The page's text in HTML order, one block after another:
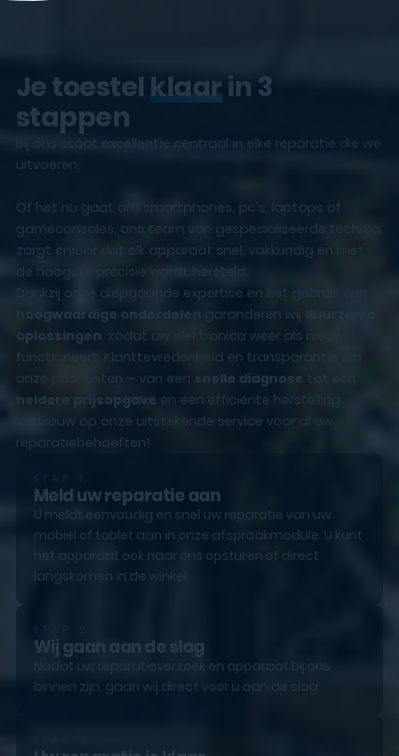
Je toestelklaarin 3
stappen
Bij ons staat excellentie centraal in elke reparatie die we
uitvoeren.
Of het nu gaat om smartphones, pc’s, laptops of
gameconsoles, ons team van gespecialiseerde technici
zorgt ervoor dat elk apparaat snel, vakkundig en met
de hoogste precisie wordt hersteld.
Dankzij onze diepgaande expertise en het gebruik van
hoogwaardige onderdelen
garanderen wij duurzame
oplossingen, zodat uw elektronica weer als nieuw
functioneert. Klanttevredenheid en transparantie zijn
onze prioriteiten – van een snelle diagnose tot een
heldere prijsopgave en een efficiënte herstelling.
Vertrouw op onze uitstekende service voor al uw
reparatiebehoeften!
STAP 1
Meld uw reparatie aan
U meldt eenvoudig en snel uw reparatie van uw
mobiel of tablet aan in onze afspraakmodule. U kunt
het apparaat ook naar ons opsturen of direct
langskomen in de winkel.
STAP 2
Wij gaan aan de slag
Nadat uw reparatieverzoek en apparaat bij ons
binnen zijn, gaan wij direct voor u aan de slag.